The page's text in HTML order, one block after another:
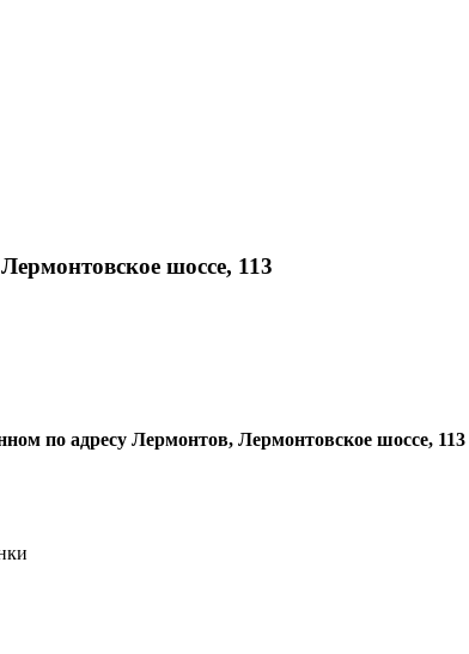
шоссе, 113
по адресу Лермонтов, Лермонтовское шоссе, 113